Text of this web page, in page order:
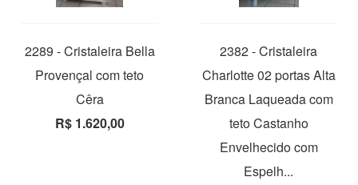
2289 - Cristaleira Bella
Provençal com teto
Cêra
R$ 1.620,00
2382 - Cristaleira
Charlotte 02 portas Alta
Branca Laqueada com
teto Castanho
Envelhecido com
Espelh...